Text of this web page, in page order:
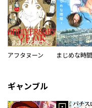
アフタヌーン まじめな時間
ギャンブル